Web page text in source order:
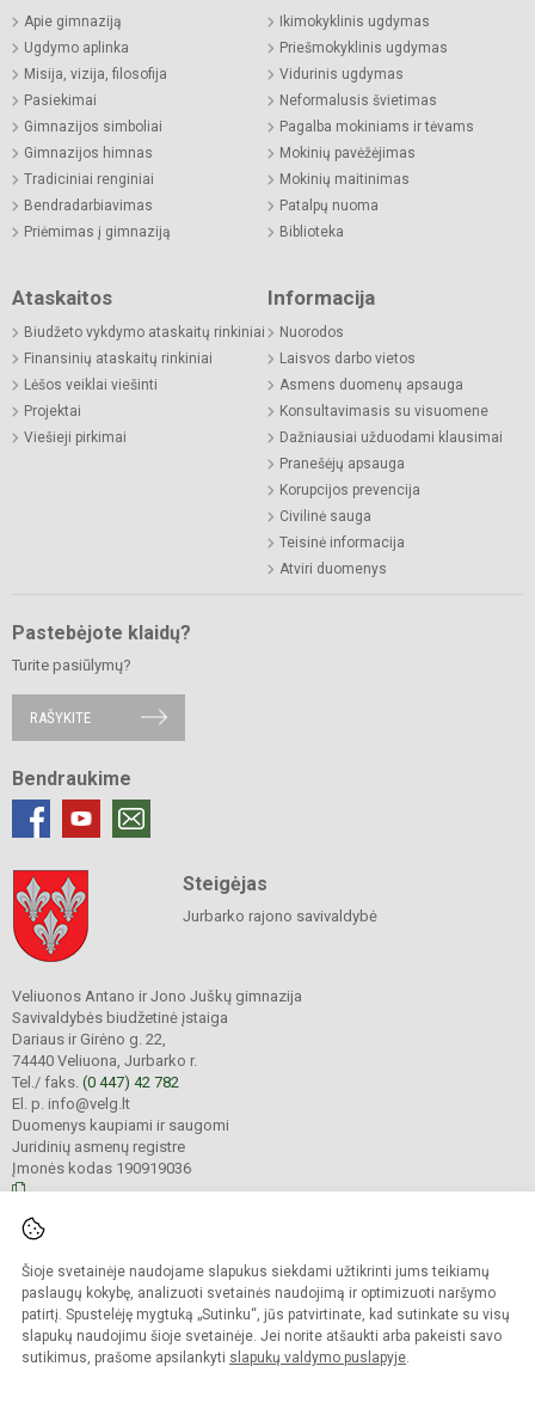
Šioje svetainėje naudojame slapukus siekdami užtikrinti jums teikiamų
paslaugų kokybę, analizuoti svetainės naudojimą ir optimizuoti naršymo
patirtį. Spustelėję mygtuką „Sutinku“, jūs patvirtinate, kad sutinkate su visų
slapukų naudojimu šioje svetainėje. Jei norite atšaukti arba pakeisti savo
sutikimus, prašome apsilankyti slapukų valdymo puslapyje.
Apie gimnaziją
Ugdymo aplinka
Misija, vizija, filosofija
Pasiekimai
Gimnazijos simboliai
Gimnazijos himnas
Tradiciniai renginiai
Bendradarbiavimas
Priėmimas į gimnaziją
Ikimokyklinis ugdymas
Priešmokyklinis ugdymas
Vidurinis ugdymas
Neformalusis švietimas
Pagalba mokiniams ir tėvams
Mokinių pavėžėjimas
Mokinių maitinimas
Patalpų nuoma
Biblioteka
Ataskaitos
Biudžeto vykdymo ataskaitų rinkiniai
Finansinių ataskaitų rinkiniai
Lėšos veiklai viešinti
Projektai
Viešieji pirkimai
Informacija
Nuorodos
Laisvos darbo vietos
Asmens duomenų apsauga
Konsultavimasis su visuomene
Dažniausiai užduodami klausimai
Pranešėjų apsauga
Korupcijos prevencija
Civilinė sauga
Teisinė informacija
Atviri duomenys
Pastebėjote klaidų?
Turite pasiūlymų?
RAŠYKITE
Bendraukime
Steigėjas
Jurbarko rajono savivaldybė
Veliuonos Antano ir Jono Juškų gimnazija
Savivaldybės biudžetinė įstaiga
Dariaus ir Girėno g. 22,
74440 Veliuona, Jurbarko r.
Tel./ faks. (0 447) 42 782
El. p. info@velg.lt
Duomenys kaupiami ir saugomi
Juridinių asmenų registre
Įmonės kodas 190919036
Kopijuoti turinį be raštiško gimnazijos administracijos sutikimo griežtai
draudžiama.
Prieinamumo paraiška Slapukų valdymas
Sumanus būdas atnaujinti